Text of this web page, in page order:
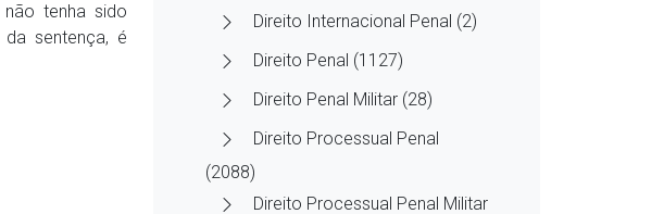
tenha sido
sentença, é
Direito Internacional Penal (2)
Direito Penal (1127)
Direito Penal Militar (28)
Direito Processual Penal
(2088)
Direito Processual Penal Militar